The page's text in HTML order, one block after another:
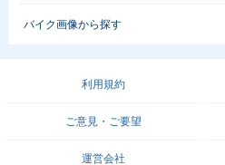
バイク画像から探す
利用規約
ご意見・ご要望
運営会社